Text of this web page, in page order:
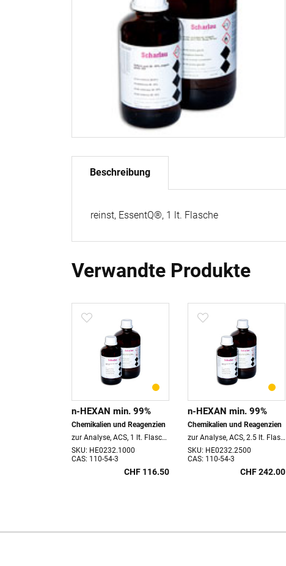
Beschreibung
reinst, EssentQ®, 1 lt. Flasche
Verwandte Produkte
n-HEXAN min. 99%
Chemikalien und Reagenzien
zur Analyse, ACS, 1 lt. Flasche
SKU: HE0232.1000
CAS: 110-54-3
CHF 116.50
n-HEXAN min. 99%
Chemikalien und Reagenzien
zur Analyse, ACS, 2.5 lt. Flasche
SKU: HE0232.2500
CAS: 110-54-3
CHF 242.00